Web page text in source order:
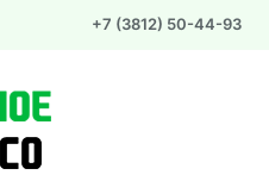
+7 (3812) 50-44-93